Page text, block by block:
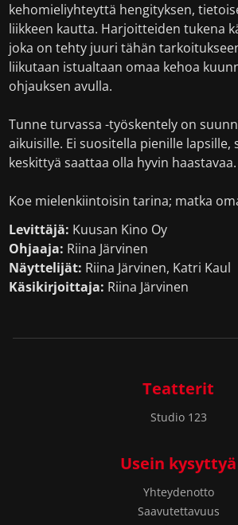
kehomieliyhteyttä hengityksen,
liikkeen kautta. Harjoitteiden tukena
joka on tehty juuri tähän
liikutaan istualtaan omaa kehoa
ohjauksen avulla.
Tunne turvassa -työskentely on
aikuisille. Ei suositella pienille lapsille,
keskittyä saattaa olla hyvin haastavaa.
Koe mielenkiintoisin tarina; matka
Levittäjä: Kuusan Kino Oy
Ohjaaja: Riina Järvinen
Näyttelijät: Riina Järvinen, Katri Kaul
Käsikirjoittaja: Riina Järvinen
Teatterit
Studio 123
Usein kysyttyä
Yhteydenotto
Saavutettavuus